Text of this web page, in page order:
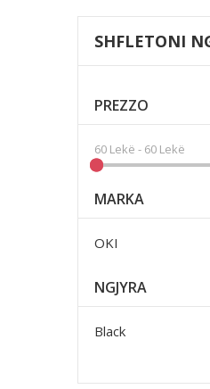
SHFLETONI
PREZZO
60 Lekë - 60 Lekë
MARKA
OKI
NGJYRA
Black